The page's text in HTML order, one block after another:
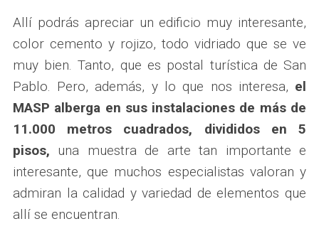
Allí podrás apreciar un edificio muy interesante,
color cemento y rojizo, todo vidriado que se ve
muy bien. Tanto, que es postal turística de San
Pablo. Pero, además, y lo que nos interesa, el
MASP alberga en sus instalaciones de más de
11.000 metros cuadrados, divididos en 5
pisos, una muestra de arte tan importante e
interesante, que muchos especialistas valoran y
admiran la calidad y variedad de elementos que
allí se encuentran.